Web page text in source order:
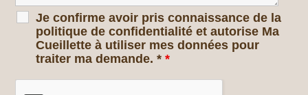
Je confirme avoir pris connaissance de la
politique de confidentialité et autorise Ma
Cueillette à utiliser mes données pour
traiter ma demande. **